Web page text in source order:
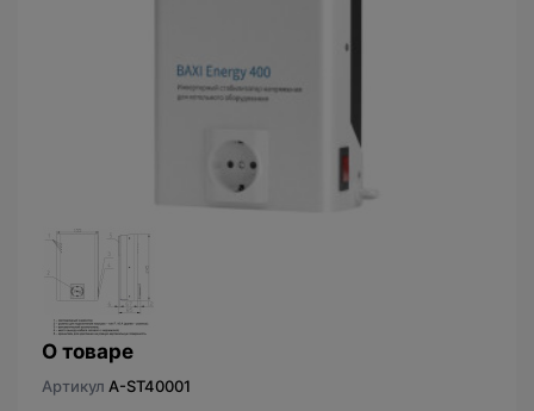
О товаре
Артикул A-ST40001